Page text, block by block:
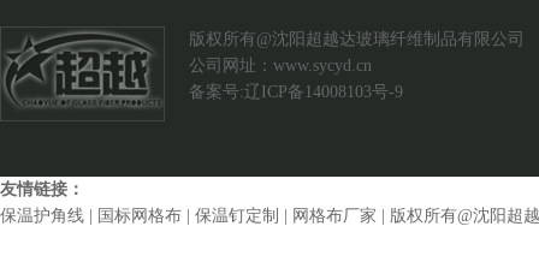
版权所有@沈阳超越达玻璃纤维制品有限公司
公司网址： www.sycyd.cn
备案号:辽ICP备14008103号-9
友情链接：
保温护角线
国标网格布 保温钉定制 网格布厂家 | 版权所有@沈阳超